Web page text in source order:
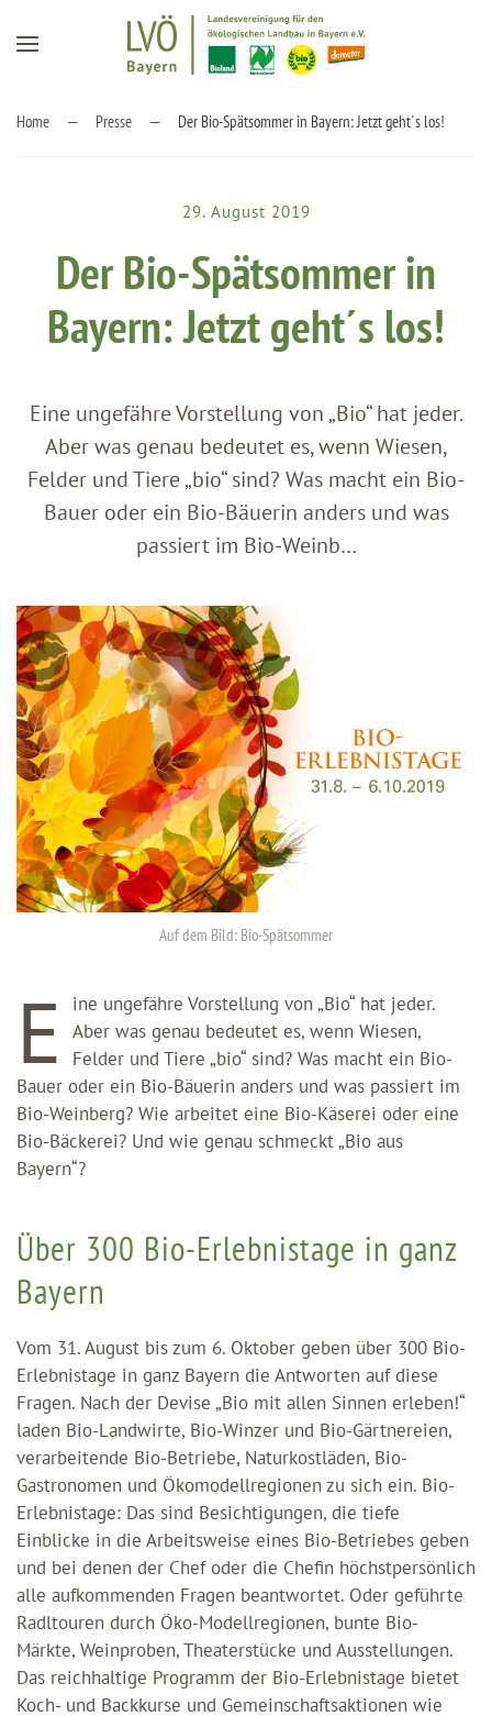
Zum Hauptinhalt springen
Home Presse Der Bio-Spätsommer in Bayern: Jetzt geht´s los!
29. August 2019
Der Bio-Spätsommer in
Bayern: Jetzt geht´s los!
Eine ungefähre Vorstellung von „Bio“ hat jeder.
Aber was genau bedeutet es, wenn Wiesen,
Felder und Tiere „bio“ sind? Was macht ein Bio-
Bauer oder ein Bio-Bäuerin anders und was
passiert im Bio-Weinb…
Auf dem Bild: Bio-Spätsommer
E
ine ungefähre Vorstellung von „Bio“ hat jeder.
Aber was genau bedeutet es, wenn Wiesen,
Felder und Tiere „bio“ sind? Was macht ein Bio-
Bauer oder ein Bio-Bäuerin anders und was passiert im
Bio-Weinberg? Wie arbeitet eine Bio-Käserei oder eine
Bio-Bäckerei? Und wie genau schmeckt „Bio aus
Bayern“?
Über 300 Bio-Erlebnistage in ganz
Bayern
Vom 31. August bis zum 6. Oktober geben über 300 Bio-
Erlebnistage in ganz Bayern die Antworten auf diese
Fragen. Nach der Devise „Bio mit allen Sinnen erleben!“
laden Bio-Landwirte, Bio-Winzer und Bio-Gärtnereien,
verarbeitende Bio-Betriebe, Naturkostläden, Bio-
Gastronomen und Ökomodellregionen zu sich ein. Bio-
Erlebnistage: Das sind Besichtigungen, die tiefe
Einblicke in die Arbeitsweise eines Bio-Betriebes geben
und bei denen der Chef oder die Chefin höchstpersönlich
alle aufkommenden Fragen beantwortet. Oder geführte
Radltouren durch Öko-Modellregionen, bunte Bio-
Märkte, Weinproben, Theaterstücke und Ausstellungen.
Das reichhaltige Programm der Bio-Erlebnistage bietet
Koch- und Backkurse und Gemeinschaftsaktionen wie